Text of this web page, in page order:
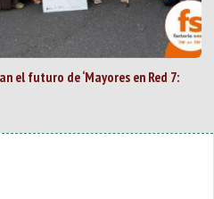
el futuro de ‘Mayores en Red 7: